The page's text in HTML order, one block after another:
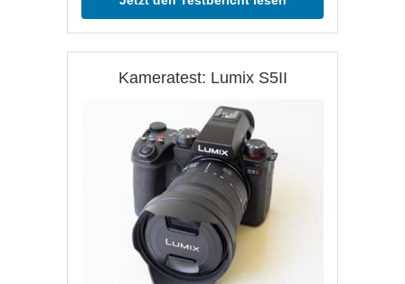
Kameratest: Lumix S5II